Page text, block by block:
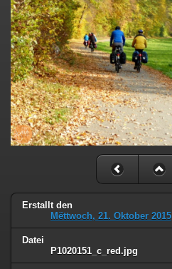
Erstallt den
Mëttwoch, 21. Oktober 2015
Datei
P1020151_c_red.jpg